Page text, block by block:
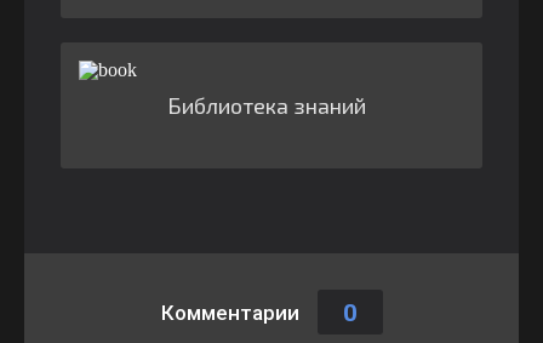
Библиотека знаний
Комментарии 0